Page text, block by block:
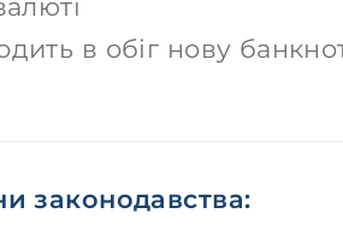
в обіг нову
законодавства: